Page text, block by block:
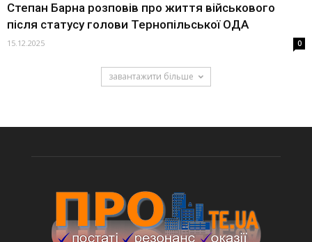
Степан Барна розповів про життя військового
після статусу голови Тернопільської ОДА
15.12.2025 0
завантажити більше